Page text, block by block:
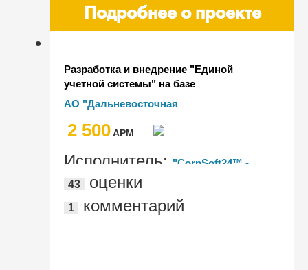
Подробнее о проекте
Разработка и внедрение "Единой
учетной системы" на базе
"1С:Управление производственным
предприятием 8" в АО "ДРСК"
АО "Дальневосточная
2 500AРМ
Исполнитель: "CorpSoft24™ -
корпоративные ИТ-сервисы"
43 оценки
1 комментарий